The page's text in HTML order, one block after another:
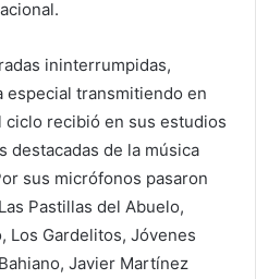
ininterrumpidas,
especial transmitiendo en
ciclo recibió en sus estudios
destacadas de la música
sus micrófonos pasaron
Pastillas del Abuelo,
Los Gardelitos, Jóvenes
Javier Martínez